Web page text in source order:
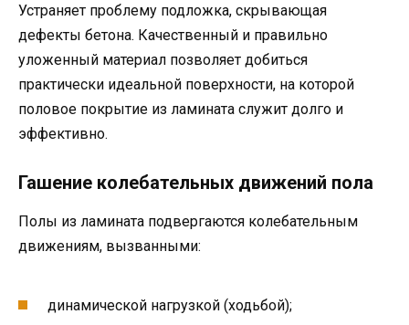
Устраняет проблему подложка, скрывающая
дефекты бетона. Качественный и правильно
уложенный материал позволяет добиться
практически идеальной поверхности, на которой
половое покрытие из ламината служит долго и
эффективно.
Гашение колебательных движений пола
Полы из ламината подвергаются колебательным
движениям, вызванными:
динамической нагрузкой (ходьбой);